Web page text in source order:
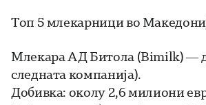
Топ 5 млекарници во
Млекара АД Битола (Bimilk) —
следната компанија).
Добивка: околу 2,6 милиони